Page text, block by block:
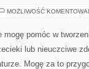
MOŻLIWOŚĆ
mogę pomóc w
lub nieuczciwe
Mogę za to